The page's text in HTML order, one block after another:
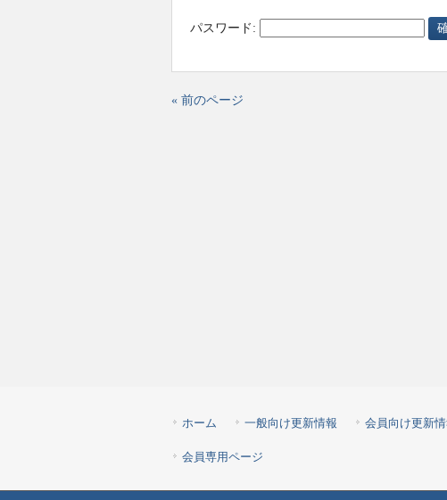
パスワード:
« 前のページ
ホーム 一般向け更新情報 会員向け更新
会員専用ページ